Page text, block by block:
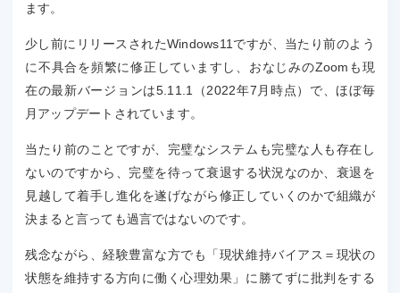
ます。
少し前にリリースされたWindows11ですが、当たり前のよう
に不具合を頻繁に修正していますし、おなじみのZoomも現
在の最新バージョンは5.11.1（2022年7月時点）で、ほぼ毎
月アップデートされています。
当たり前のことですが、完璧なシステムも完璧な人も存在し
ないのですから、完璧を待って衰退する状況なのか、衰退を
見越して着手し進化を遂げながら修正していくのかで組織が
決まると言っても過言ではないのです。
残念ながら、経験豊富な方でも「現状維持バイアス＝現状の
状態を維持する方向に働く心理効果」に勝てずに批判をする